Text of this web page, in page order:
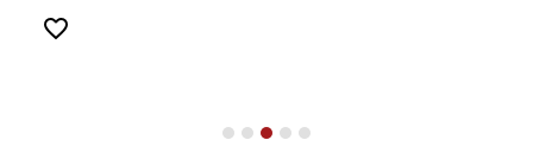
favorite_border